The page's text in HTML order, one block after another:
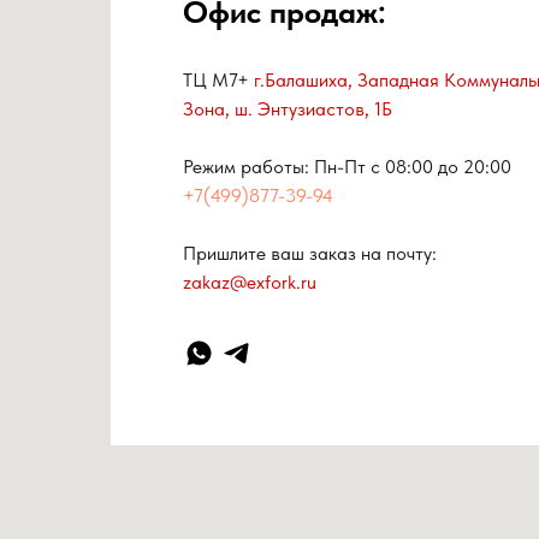
Офис продаж:
ТЦ М7+ г.Балашиха, Западная
Зона, ш. Энтузиастов, 1Б
Режим работы: Пн-Пт с 08:00 до 20:00
+7(499)877-39-94
Пришлите ваш заказ на почту:
zakaz@exfork.ru